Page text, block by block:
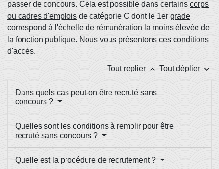
passer de concours. Cela est possible dans certains corps
ou cadres d'emplois de catégorie C dont le 1er grade
correspond à l'échelle de rémunération la moins élevée de
la fonction publique. Nous vous présentons ces conditions
d'accès.
Tout replier keyboard_arrow_up Tout déplier keyboard_arrow_down
Dans quels cas peut-on être recruté sans
concours ?
Quelles sont les conditions à remplir pour être
recruté sans concours ?
Quelle est la procédure de recrutement ?